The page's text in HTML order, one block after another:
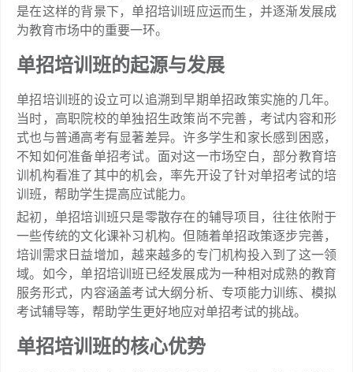
是在这样的背景下，单招培训班应运而生，并逐渐发展成
为教育市场中的重要一环。
单招培训班的起源与发展
单招培训班的设立可以追溯到早期单招政策实施的几年。
当时，高职院校的单独招生政策尚不完善，考试内容和形
式也与普通高考有显著差异。许多学生和家长感到困惑，
不知如何准备单招考试。面对这一市场空白，部分教育培
训机构看准了其中的机会，率先开设了针对单招考试的培
训班，帮助学生提高应试能力。
起初，单招培训班只是零散存在的辅导项目，往往依附于
一些传统的文化课补习机构。但随着单招政策逐步完善，
培训需求日益增加，越来越多的专门机构投入到了这一领
域。如今，单招培训班已经发展成为一种相对成熟的教育
服务形式，内容涵盖考试大纲分析、专项能力训练、模拟
考试辅导等，帮助学生更好地应对单招考试的挑战。
单招培训班的核心优势